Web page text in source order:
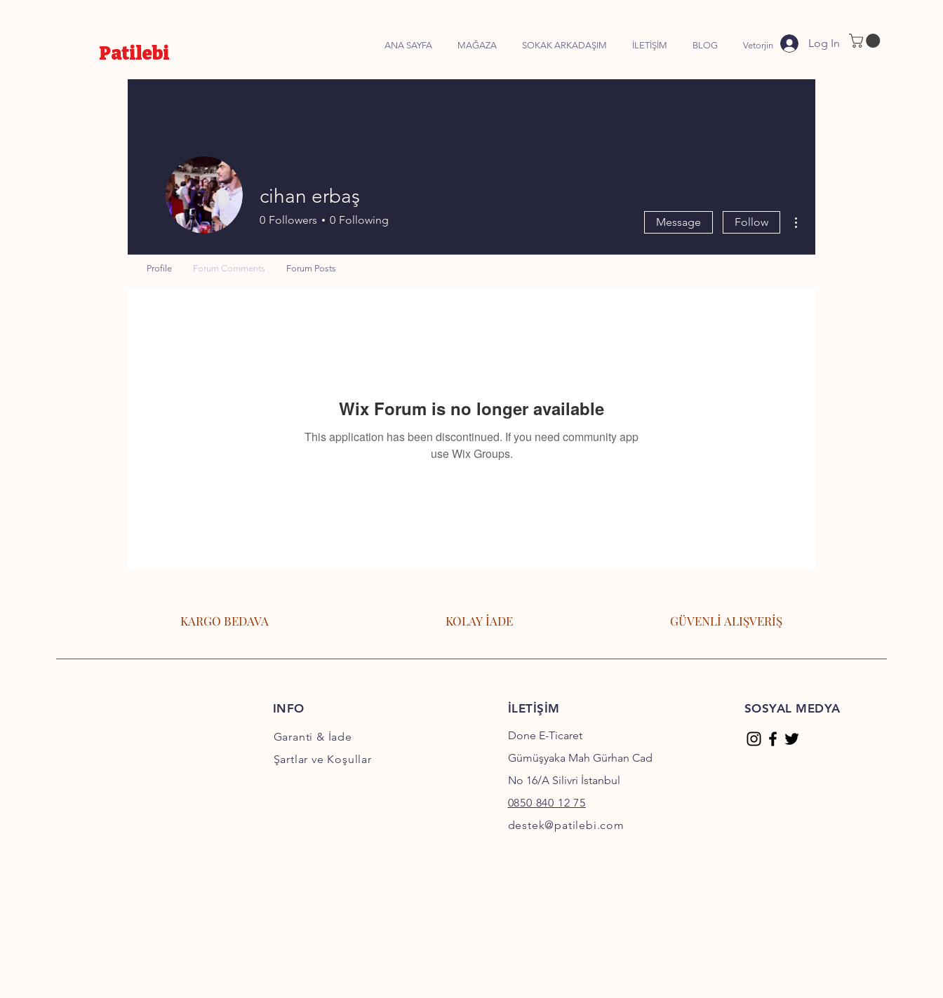
Patilebi ANA SAYFA MAĞAZA SOKAK ARKADAŞIM İLETİŞİM BLOG Vetorjin Log In
Wix Forum is no longer available
This application has been discontinued. If you need community app
use Wix Groups.
cihan erbaş
0 Followers 0 Following Message Follow
Profile Forum Comments Forum Posts
KARGO BEDAVA KOLAY İADE GÜVENLİ ALIŞVERİŞ
INFO
Garanti & İade
Şartlar ve Koşullar
İLETİŞİM
Done E-Ticaret
Gümüşyaka Mah Gürhan Cad
No 16/A Silivri İstanbul
0850 840 12 75
destek@patilebi.com
SOSYAL MEDYA